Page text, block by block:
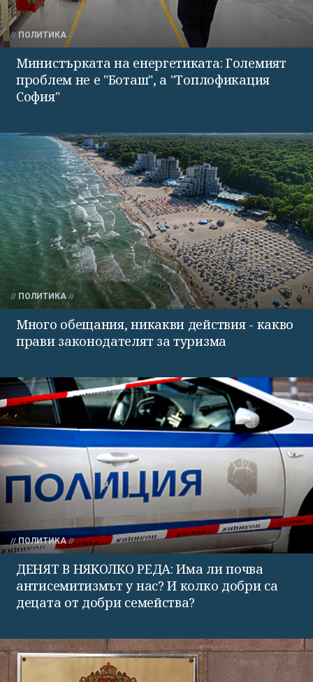
ПОЛИТИКА
Министърката на енергетиката: Големият
проблем не е "Боташ", а "Топлофикация
София"
ПОЛИТИКА
Много обещания, никакви действия - какво
прави законодателят за туризма
ПОЛИТИКА
ДЕНЯТ В НЯКОЛКО РЕДА: Има ли почва
антисемитизмът у нас? И колко добри са
децата от добри семейства?